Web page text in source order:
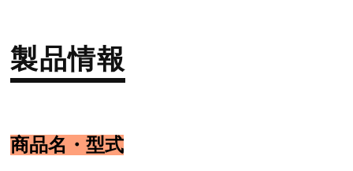
製品情報
商品名・型式